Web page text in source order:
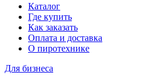
Каталог
Где купить
Как заказать
Оплата и доставка
О пиротехнике
Для бизнеса